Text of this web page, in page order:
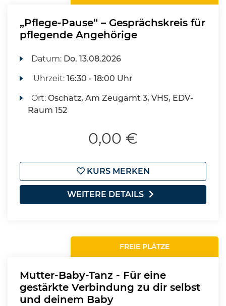
„Pflege-Pause“ – Gesprächskreis für
pflegende Angehörige
Datum: Do. 13.08.2026
Uhrzeit:16:30 - 18:00 Uhr
Ort:Oschatz, Am Zeugamt 3, VHS, EDV-
Raum 152
0,00 €
KURS MERKEN
WEITERE DETAILS
FREIE PLÄTZE
Mutter-Baby-Tanz - Für eine
gestärkte Verbindung zu dir selbst
und deinem Baby